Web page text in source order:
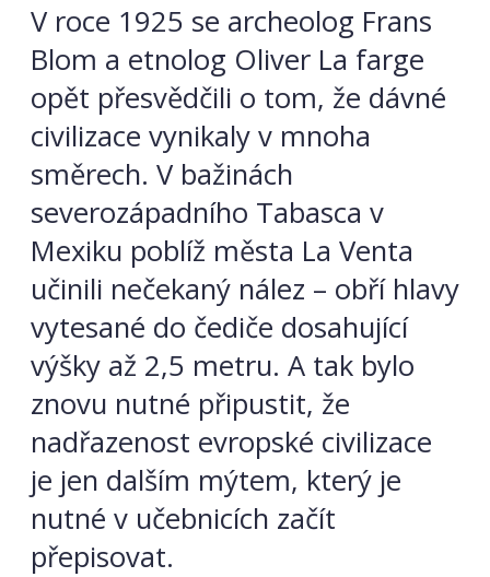
V roce 1925 se archeolog Frans
Blom a etnolog Oliver La farge
opět přesvědčili o tom, že dávné
civilizace vynikaly v mnoha
směrech. V bažinách
severozápadního Tabasca v
Mexiku poblíž města La Venta
učinili nečekaný nález – obří hlavy
vytesané do čediče dosahující
výšky až 2,5 metru. A tak bylo
znovu nutné připustit, že
nadřazenost evropské civilizace
je jen dalším mýtem, který je
nutné v učebnicích začít
přepisovat.